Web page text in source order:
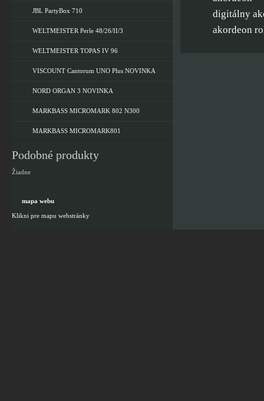
digitálny
akordeon
JBL PartyBox 710
WELTMEISTER Perle 48/26/II/3
WELTMEISTER TOPAS IV 96
VISCOUNT Cantorum UNO Plus NOVINKA
NORD ORGAN 3 NOVINKA
MARKBASS MICROMARK 802 N300
MARKBASS MICROMARK801
Podobné produkty
Žiadne
mapa webu
Klikni pre mapu webstránky